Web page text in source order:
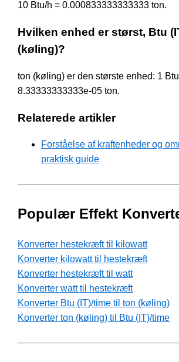
10 Btu/h = 0.000833333333333 ton.
Hvilken enhed er størst, Btu
(køling)?
ton (køling) er den største enhed: 1
8.33333333333e-05 ton.
Relaterede artikler
Forståelse af kraftenheder og
praktisk guide
Populær Effekt
Konverter hestekræft til kilowatt
Konverter kilowatt til hestekræft
Konverter hestekræft til watt
Konverter watt til hestekræft
Konverter Btu (IT)/time til ton (køling)
Konverter ton (køling) til Btu (IT)/time